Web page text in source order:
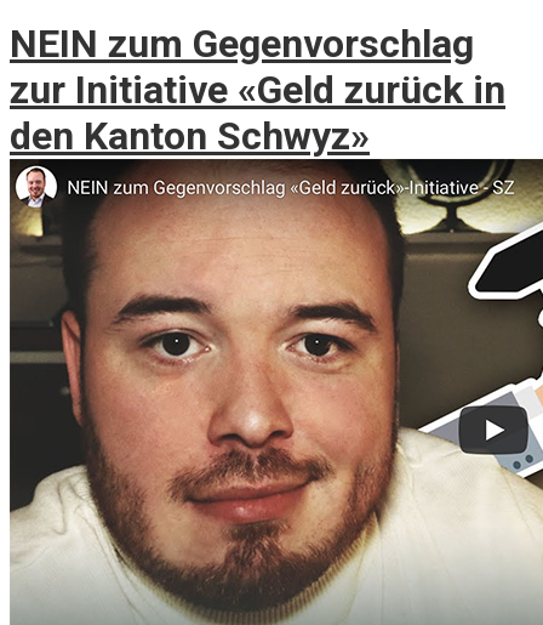
NEIN zum Gegenvorschlag
zur Initiative «Geld zurück in
den Kanton Schwyz»